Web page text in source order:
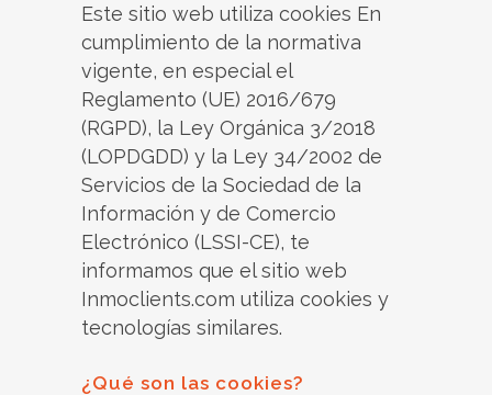
Este sitio web utiliza cookies En
cumplimiento de la normativa
vigente, en especial el
Reglamento (UE) 2016/679
(RGPD), la Ley Orgánica 3/2018
(LOPDGDD) y la Ley 34/2002 de
Servicios de la Sociedad de la
Información y de Comercio
Electrónico (LSSI-CE), te
informamos que el sitio web
Inmoclients.com utiliza cookies y
tecnologías similares.
¿Qué son las cookies?